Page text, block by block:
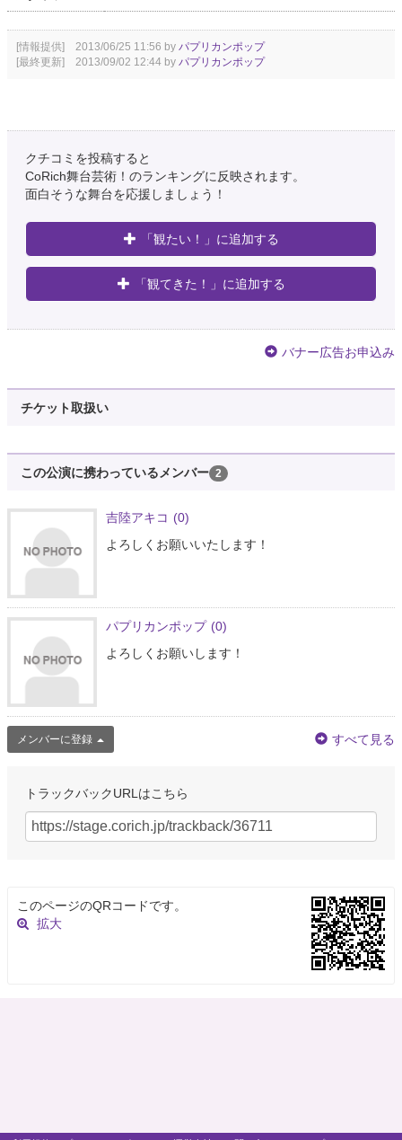
[情報提供] 2013/06/25 11:56 by パプリカンポップ
[最終更新] 2013/09/02 12:44 by パプリカンポップ
クチコミを投稿すると
CoRich舞台芸術！のランキングに反映されます。
面白そうな舞台を応援しましょう！
「観たい！」に追加する
「観てきた！」に追加する
バナー広告お申込み
チケット取扱い
この公演に携わっているメンバー 2
吉陸アキコ (0)
よろしくお願いいたします！
パプリカンポップ (0)
よろしくお願いします！
メンバーに登録 すべて見る
トラックバックURLはこちら
このページのQRコードです。
拡大